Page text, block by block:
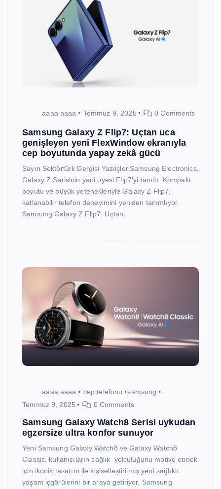
aaaa aaaa Temmuz 9, 2025 0 Comments
Samsung Galaxy Z Flip7: Uçtan uca
genişleyen yeni FlexWindow ekranıyla
cep boyutunda yapay zekâ gücü
Sayın Sektörtürk Dergisi YazıişleriSamsung Electronics,
Galaxy Z Serisinin yeni üyesi Flip7’yi tanıttı. Kompakt
boyutu ve büyük yetenekleriyle Galaxy Z Flip7,
katlanabilir telefon deneyimini yeniden tanımlıyor.
Samsung Galaxy Z Flip7: Uçtan…
aaaa aaaa cep telefonu
samsung
Temmuz 9, 2025
0 Comments
Samsung Galaxy Watch8 Serisi uykudan
egzersize ultra konfor sunuyor
Yeni Samsung Galaxy Watch8 ve Galaxy Watch8
Classic, kullanıcıların sağlık yolculuğunu motive etmek
için ikonik tasarım ile kişiselleştirilmiş yeni sağlıklı
yaşam içgörülerini bir araya getiriyor. Samsung